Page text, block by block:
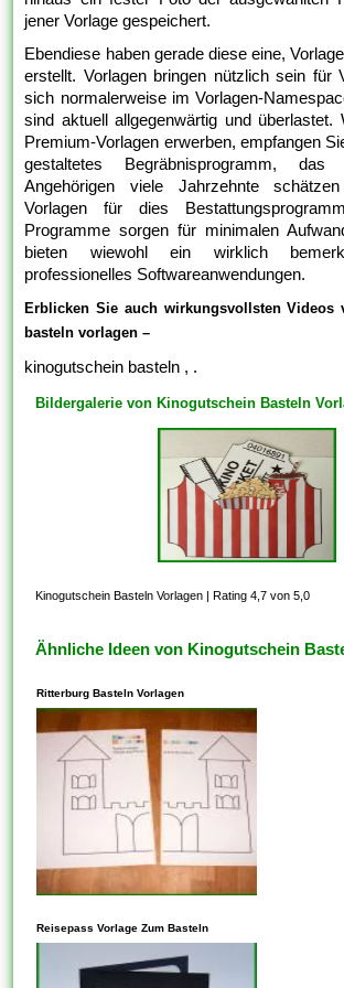
jener Vorlage gespeichert.
Ebendiese haben gerade diese eine,
erstellt. Vorlagen bringen nützlich sein für
sich normalerweise im Vorlagen-
sind aktuell allgegenwärtig und überlastet.
Premium-Vorlagen erwerben, empfangen
gestaltetes Begräbnisprogramm,
Angehörigen viele Jahrzehnte
Vorlagen für dies
Programme sorgen für minimalen
bieten wiewohl ein wirklich
professionelles Softwareanwendungen.
Erblicken Sie auch wirkungsvollsten Videos
basteln vorlagen –
kinogutschein basteln , .
Bildergalerie von Kinogutschein Basteln
Kinogutschein Basteln Vorlagen |Rating 4,7 von 5,0
Ähnliche Ideen von Kinogutschein
Ritterburg Basteln Vorlagen
dieses Ihnen frei, Vorlagen zu
kopieren, die auf der
freigegebenen CC-BY-SA-
Reisepass Vorlage Zum Basteln